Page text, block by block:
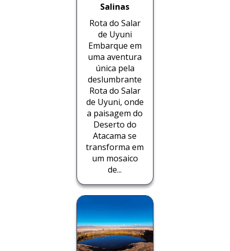
Salinas
Rota do Salar
de Uyuni
Embarque em
uma aventura
única pela
deslumbrante
Rota do Salar
de Uyuni, onde
a paisagem do
Deserto do
Atacama se
transforma em
um mosaico
de...